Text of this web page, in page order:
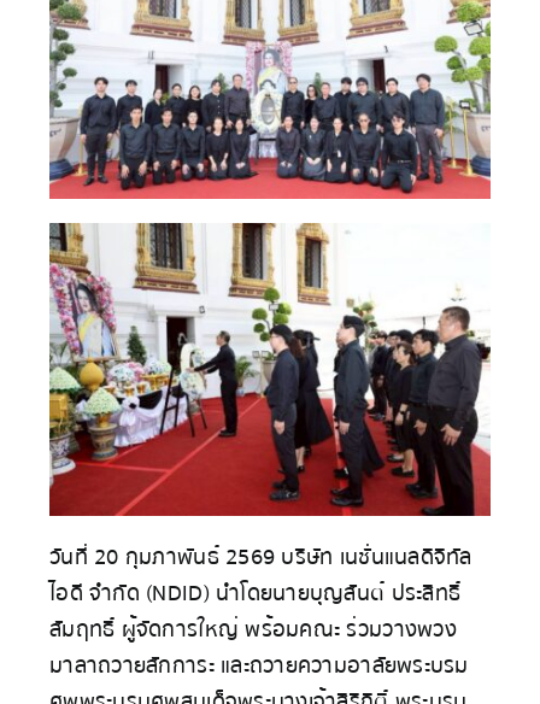
เกี่ยวกับเรา
วันที่ 20 กุมภาพันธ์ 2569 บริษัท เนชั่นแนลดิจิทัล
ไอดี จำกัด (NDID) นำโดยนายบุญสันต์ ประสิทธิ์
สัมฤทธิ์ ผู้จัดการใหญ่ พร้อมคณะ ร่วมวางพวง
มาลาถวายสักการะ และถวายความอาลัยพระบรม